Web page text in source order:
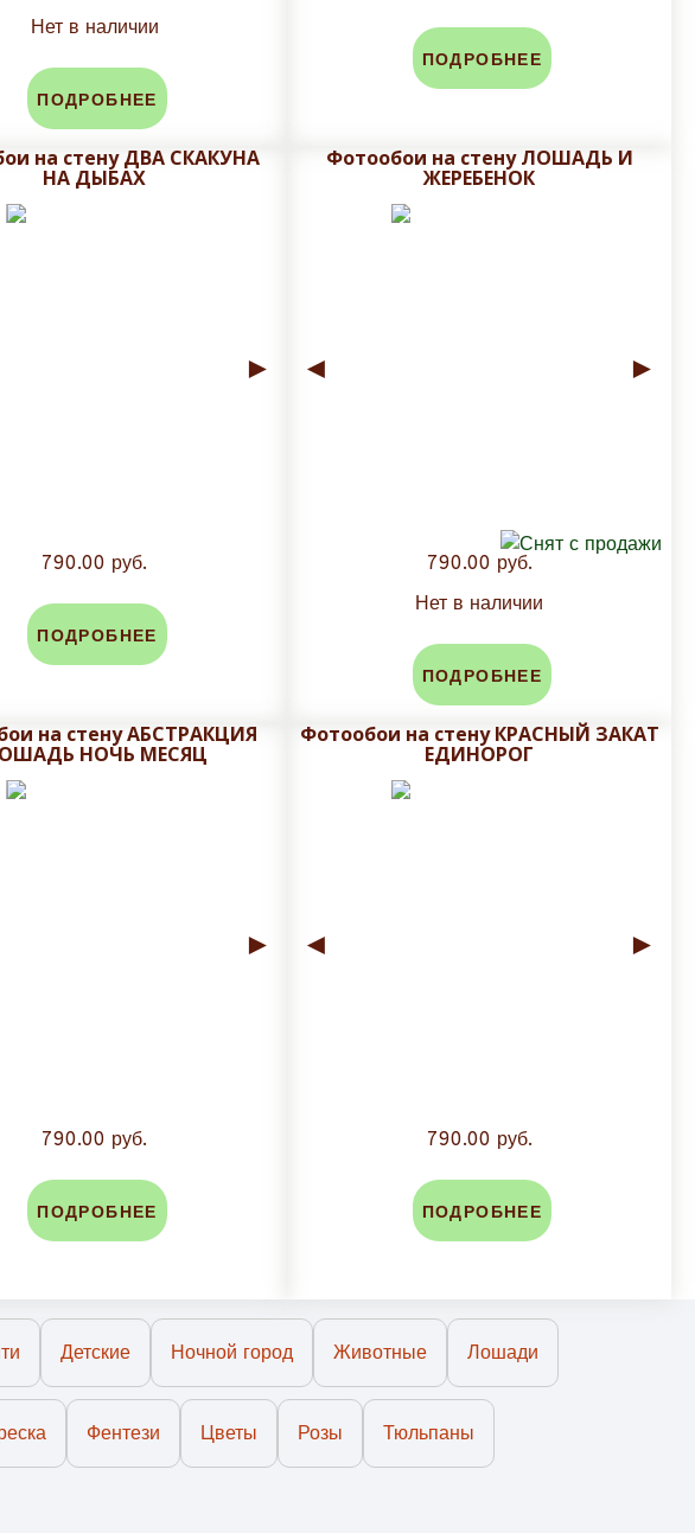
Нет в наличии
ПОДРОБНЕЕ
ПОДРОБНЕЕ
на стену ДВА СКАКУНА
НА ДЫБАХ
►
790.00 руб.
ПОДРОБНЕЕ
Фотообои на стену ЛОШАДЬ И
ЖЕРЕБЕНОК
◄ ►
790.00 руб.
Нет в наличии
ПОДРОБНЕЕ
на стену АБСТРАКЦИЯ
НОЧЬ МЕСЯЦ
►
790.00 руб.
ПОДРОБНЕЕ
Фотообои на стену КРАСНЫЙ ЗАКАТ
ЕДИНОРОГ
◄ ►
790.00 руб.
ПОДРОБНЕЕ
Детские Ночной город Животные Лошади
Фентези Цветы Розы Тюльпаны